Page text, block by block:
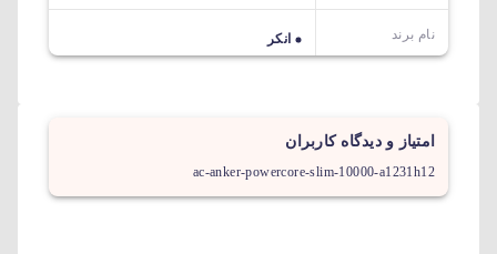
نام برند انکر
امتیاز و دیدگاه کاربران
ac-anker-powercore-slim-10000-a1231h12